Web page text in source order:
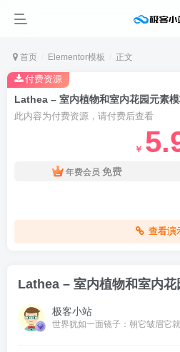
首页 Elementor模板 正文
Lathea – 室内植物和室内花园元素
此内容为付费资源，请付费后查看
￥
年费会员 免费
查看演
付费资源
Lathea – 室内植物和室内
极客小站